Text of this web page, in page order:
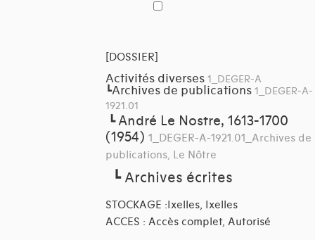
[DOSSIER]
Activités diverses 1_DEGER-A
┗Archives de publications 1_DEGER-A-
1921.01
┗André Le Nostre, 1613-1700
(1954) 1_DEGER-A-1921.01_Archives de
publications, Le Nôtre
┗Archives écrites
STOCKAGE :Ixelles, Ixelles
ACCES : Accès complet, Autorisé